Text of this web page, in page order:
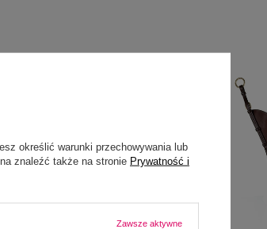
określić warunki przechowywania lub
znaleźć także na stronie Prywatność i
Zawsze aktywne